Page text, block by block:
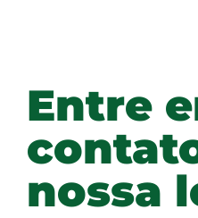
Entre
nossa